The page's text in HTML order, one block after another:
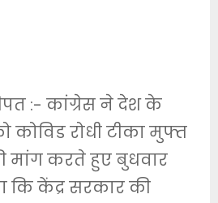
:- कांग्रेस ने देश के
कोविड रोधी टीका मुफ्त
मांग करते हुए बुधवार
कि केंद्र सरकार की